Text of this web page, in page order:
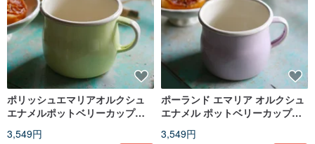
ポリッシュエマリアオルクシュ
エナメルポットベリーカップ
（FDN000485）
3,549円
ポーランド エマリア オルクシュ
エナメル ポットベリーカップ
(FDN000482)
3,549円